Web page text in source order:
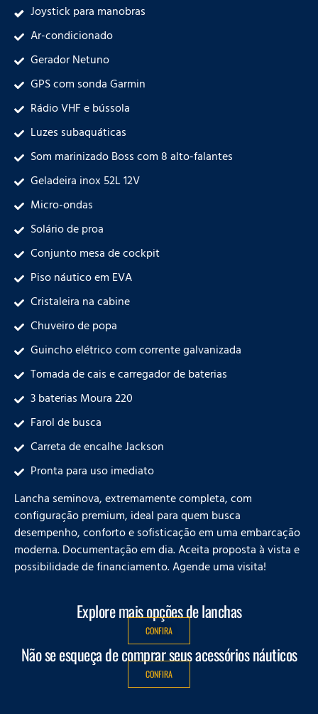
Joystick para manobras
Ar-condicionado
Gerador Netuno
GPS com sonda Garmin
Rádio VHF e bússola
Luzes subaquáticas
Som marinizado Boss com 8 alto-falantes
Geladeira inox 52L 12V
Micro-ondas
Solário de proa
Conjunto mesa de cockpit
Piso náutico em EVA
Cristaleira na cabine
Chuveiro de popa
Guincho elétrico com corrente galvanizada
Tomada de cais e carregador de baterias
3 baterias Moura 220
Farol de busca
Carreta de encalhe Jackson
Pronta para uso imediato
Lancha seminova, extremamente completa, com
configuração premium, ideal para quem busca
desempenho, conforto e sofisticação em uma embarcação
moderna. Documentação em dia. Aceita proposta à vista e
possibilidade de financiamento. Agende uma visita!
Explore mais opções de lanchas
CONFIRA
Não se esqueça de comprar seus acessórios náuticos
CONFIRA